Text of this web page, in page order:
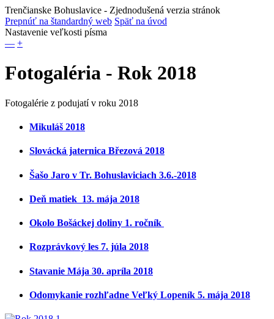
Trenčianske Bohuslavice - Zjednodušená verzia stránok
Prepnúť na štandardný web Späť na úvod
Nastavenie veľkosti písma
— +
Fotogaléria - Rok 2018
Fotogalérie z podujatí v roku 2018
Mikuláš 2018
Slovácká jaternica Březová 2018
Šašo Jaro v Tr. Bohuslaviciach 3.6.-2018
Deň matiek 13. mája 2018
Okolo Bošáckej doliny 1. ročník
Rozprávkový les 7. júla 2018
Stavanie Mája 30. apríla 2018
Odomykanie rozhľadne Veľký Lopeník 5. mája 2018